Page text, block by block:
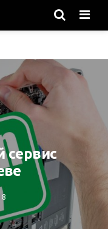
сервис